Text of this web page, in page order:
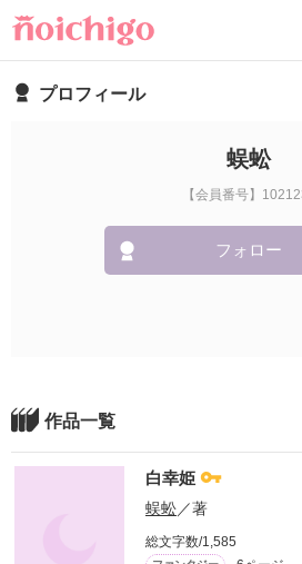
プロフィール
蜈蚣
【会員番号】
フォロー
作品一覧
白幸姫
蜈蚣／著
総文字数/1,585